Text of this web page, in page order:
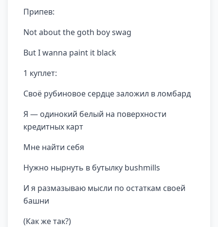
Припев:
Not about the goth boy swag
But I wanna paint it black
1 куплет:
Своё рубиновое сердце заложил в ломбард
Я — одинокий белый на поверхности
кредитных карт
Мне найти себя
Нужно нырнуть в бутылку bushmills
И я размазываю мысли по остаткам своей
башни
(Как же так?)